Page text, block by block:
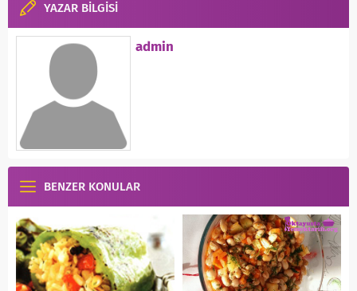
YAZAR BİLGİSİ
admin
BENZER KONULAR